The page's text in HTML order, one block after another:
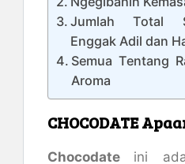
Jumlah Total
Enggak Adil dan
Semua Tentang
Aroma
CHOCODATE
Chocodate ini